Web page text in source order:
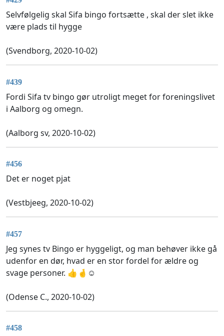
Selvfølgelig skal Sifa bingo fortsætte , skal der slet ikke
være plads til hygge
(Svendborg, 2020-10-02)
#439
Fordi Sifa tv bingo gør utroligt meget for foreningslivet
i Aalborg og omegn.
(Aalborg sv, 2020-10-02)
#456
Det er noget pjat
(Vestbjeeg, 2020-10-02)
#457
Jeg synes tv Bingo er hyggeligt, og man behøver ikke gå
udenfor en dør, hvad er en stor fordel for ældre og
svage personer. 👍🤞☺️
(Odense C., 2020-10-02)
#458